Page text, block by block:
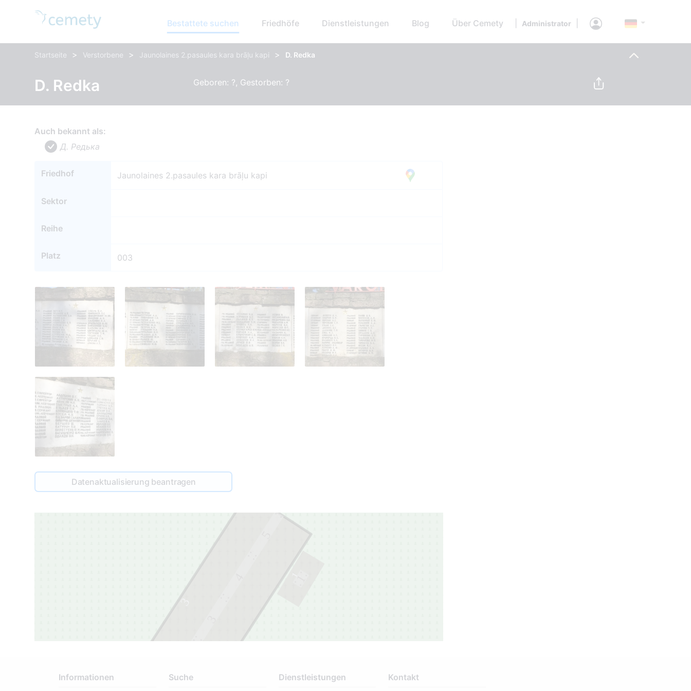
Bestattete suchen Friedhöfe Dienstleistungen Blog Über Cemety Administrator
Startseite > Verstorbene > Jaunolaines 2.pasaules kara brāļu kapi > D. Redka
D. Redka Geboren: ?, Gestorben: ?
Auch bekannt als:
Д. Редька
Friedhof Jaunolaines 2.pasaules kara brāļu kapi
Sektor
Reihe
Platz 003
Datenaktualisierung beantragen
3
Informationen Suche Dienstleistungen Kontakt